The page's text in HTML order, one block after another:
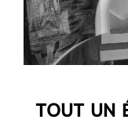
TOUT UN